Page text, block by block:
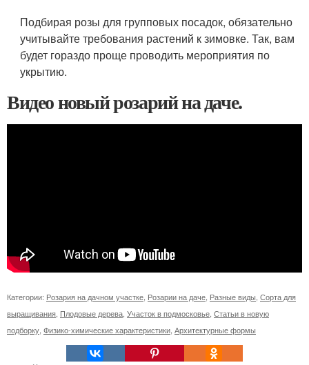
Подбирая розы для групповых посадок, обязательно
учитывайте требования растений к зимовке. Так, вам
будет гораздо проще проводить мероприятия по
укрытию.
Видео новый розарий на даче.
Категории: Розария на дачном участке Розарии на даче Разные виды Сорта для
выращивания Плодовые дерева Участок в подмосковье Статьи в новую
подборку Физико-химические характеристики Архитектурные формы